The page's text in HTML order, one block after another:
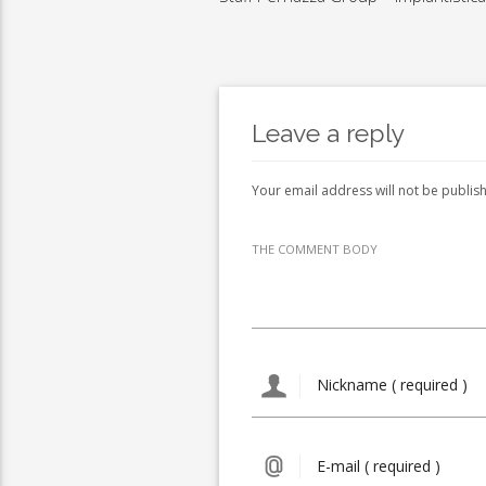
Leave a reply
Your email address will not be
THE COMMENT BODY